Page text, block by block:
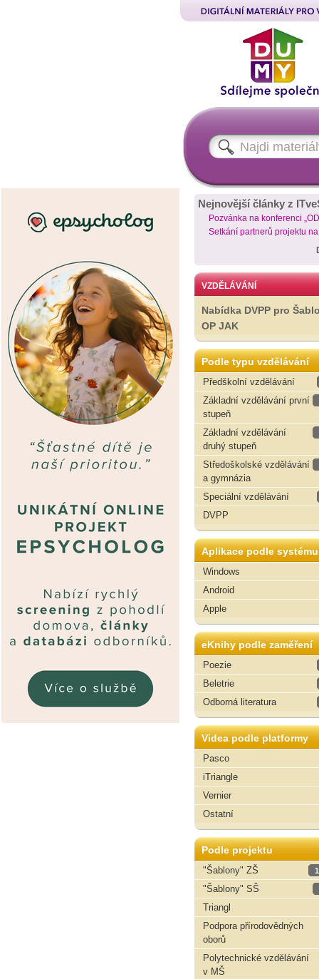
Nejnovější články z
Pozvánka na konferenci
Setkání partnerů projektu
VZDĚLÁVÁNÍ
Nabídka DVPP pro
OP JAK
Podle typu vzdělávání
Předškolní vzdělávání
Základní vzdělávání první
stupeň
Základní vzdělávání
druhý stupeň
Středoškolské vzdělávání
a gymnázia
Speciální vzdělávání
DVPP
Aplikace podle systému
Windows
Android
Apple
eKnihy podle zaměření
Poezie
Beletrie
Odborná literatura
Videa podle platformy
Pasco
iTriangle
Vernier
Ostatní
Podle projektu
"Šablony" ZŠ
"Šablony" SŠ
Triangl
Podpora přírodovědných
oborů
Polytechnické vzdělávání
v MŠ